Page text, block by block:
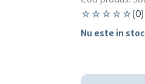
☆ ☆ ☆ ☆ ☆(0)
Nu este in stoc